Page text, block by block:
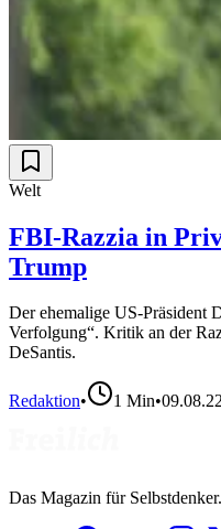
Welt
FBI-Razzia in
Trump
Der ehemalige US-Präsident
Verfolgung“. Kritik an der
DeSantis.
Redaktion• 1 Min•
Das Magazin für Selbstdenker.